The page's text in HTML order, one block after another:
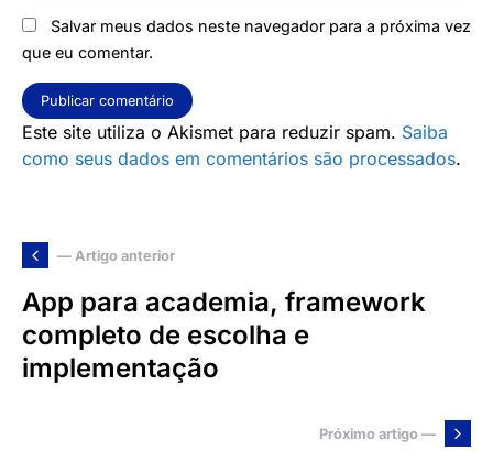
Salvar meus dados neste navegador para a próxima vez
que eu comentar.
Este site utiliza o Akismet para reduzir spam. Saiba
como seus dados em comentários são processados.
— Artigo anterior
App para academia, framework
completo de escolha e
implementação
Próximo artigo —